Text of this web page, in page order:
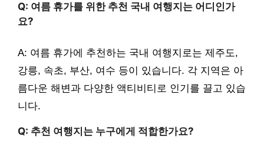
Q: 여름 휴가를 위한 추천 국내 여행지는 어디인가
요?
A: 여름 휴가에 추천하는 국내 여행지로는 제주도,
강릉, 속초, 부산, 여수 등이 있습니다. 각 지역은 아
름다운 해변과 다양한 액티비티로 인기를 끌고 있습
니다.
Q: 추천 여행지는 누구에게 적합한가요?